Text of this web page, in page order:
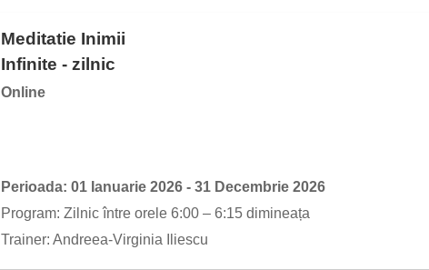
Meditatie Inimii
Infinite - zilnic
Online
Perioada: 01 Ianuarie 2026 - 31 Decembrie 2026
Program: Zilnic între orele 6:00 – 6:15 dimineața
Trainer: Andreea-Virginia Iliescu